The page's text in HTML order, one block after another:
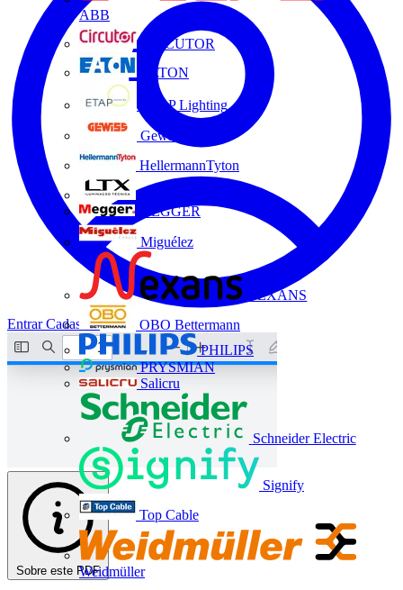
ABB
CIRCUTOR
EATON
ETAP Lighting
Gewiss
HellermannTyton
MEGGER
Miguélez
NEXANS
OBO Bettermann
PHILIPS
PRYSMIAN
Salicru
Schneider Electric
Signify
Top Cable
Weidmüller
EntrarCadastrar
Sobre este PDF